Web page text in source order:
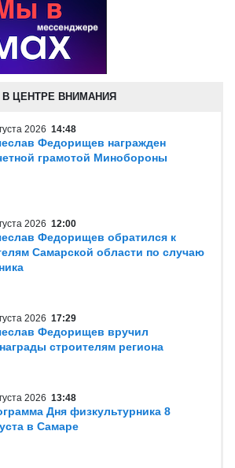
В ЦЕНТРЕ ВНИМАНИЯ
2026 14:48
Федорищев награжден
грамотой Минобороны
2026 12:00
Федорищев обратился к
Самарской области по случаю
2026 17:29
Федорищев вручил
строителям региона
2026 13:48
Дня физкультурника 8
в Самаре